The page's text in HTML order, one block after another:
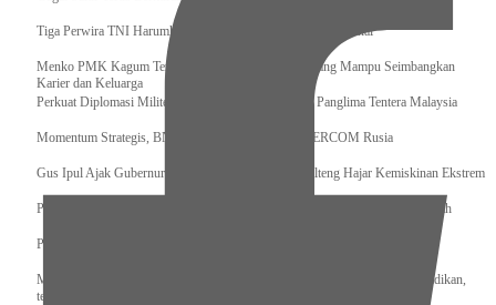
Tiga Perwira TNI Harumkan Indonesia Di Kancah Internasional
Menko PMK Kagum Terhadap Perempuan Modern yang Mampu Seimbangkan
Karier dan Keluarga
Perkuat Diplomasi Militer, Panglima TNI Terima CC Panglima Tentera Malaysia
Momentum Strategis, BNPB Terima Kunjungan EMERCOM Rusia
Gus Ipul Ajak Gubernur dan Bupati/Wali Kota se-Kalteng Hajar Kemiskinan Ekstrem
Panglima TNI Sambut Kedatangan Presiden RI Usai Lawatan ke Timur Tengah
Pengurus Pusat Pordasi Pacu Dapat Pesan dari Sri Paduka
Menag RI dan Dua Menteri Yordania Jalin Sinergi Bidang Wakaf dan Pendidikan,
termasuk Beasiswa